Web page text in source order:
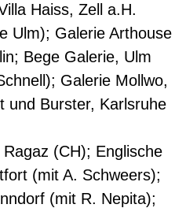
Haiss, Zell a.H.
Ulm); Galerie Arthouse
Bege Galerie, Ulm
Galerie Mollwo,
und Burster, Karlsruhe
(CH); Englische
(mit A. Schweers);
(mit R. Nepita);